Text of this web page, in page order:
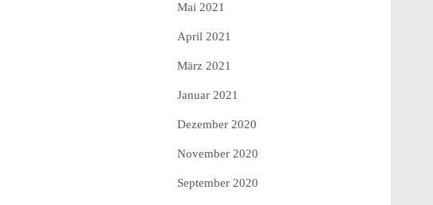
Mai 2021
April 2021
März 2021
Januar 2021
Dezember 2020
November 2020
September 2020